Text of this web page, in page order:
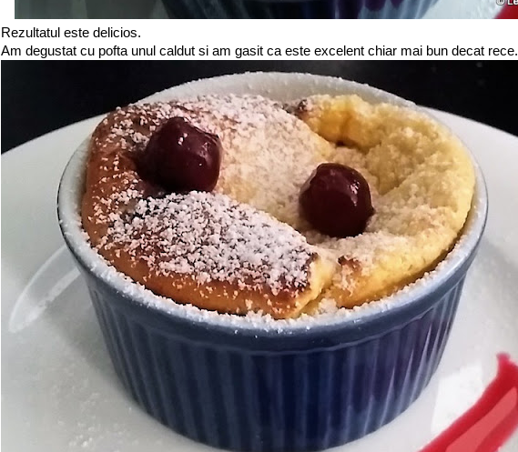
Rezultatul este delicios.
Am degustat cu pofta unul caldut si am gasit ca este excelent chiar mai bun decat rece.